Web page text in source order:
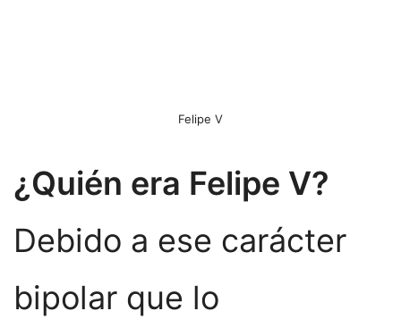
Felipe V
¿Quién era Felipe V?
Debido a ese carácter
bipolar que lo